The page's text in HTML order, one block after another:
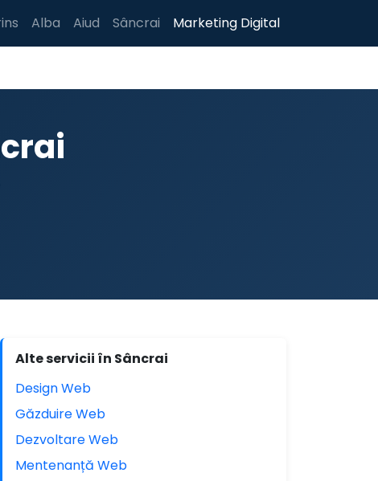
Alba Aiud Sâncrai Marketing Digital
Alte servicii în Sâncrai
Design Web
Găzduire Web
Dezvoltare Web
Mentenanță Web